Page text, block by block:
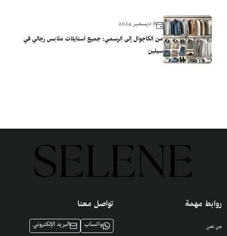
8 ديسمبر 2024
من الكاجوال إلى الرسمي: جميع استايلات ملابس رجالي في
سيلين
روابط مهمة
من نحن
تواصل معنا
واتساب البريد الإلكتروني